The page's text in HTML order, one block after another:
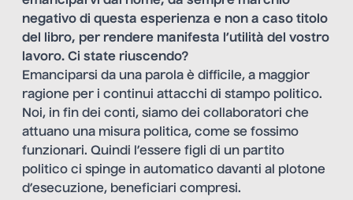
negativo di questa esperienza e non a caso titolo
del libro, per rendere manifesta l’utilità del vostro
lavoro. Ci state riuscendo?
Emanciparsi da una parola è difficile, a maggior
ragione per i continui attacchi di stampo politico.
Noi, in fin dei conti, siamo dei collaboratori che
attuano una misura politica, come se fossimo
funzionari. Quindi l’essere figli di un partito
politico ci spinge in automatico davanti al plotone
d’esecuzione, beneficiari compresi.